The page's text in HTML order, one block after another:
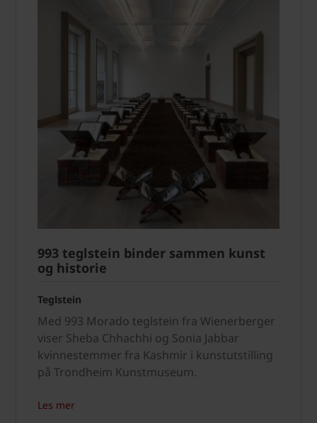
993 teglstein binder sammen kunst
og historie
Teglstein
Med 993 Morado teglstein fra Wienerberger
viser Sheba Chhachhi og Sonia Jabbar
kvinnestemmer fra Kashmir i kunstutstilling
på Trondheim Kunstmuseum.
Les mer